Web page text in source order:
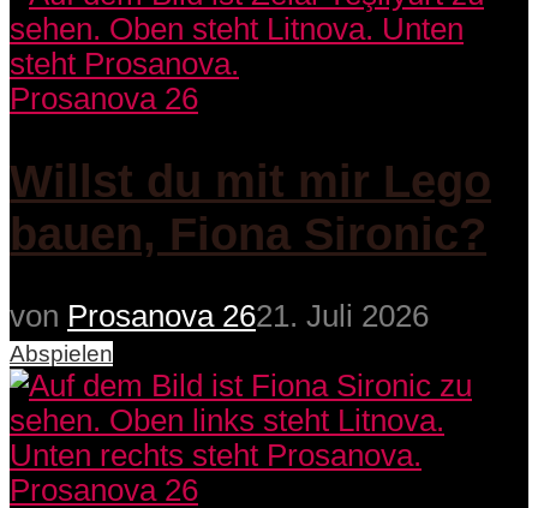
Prosanova 26
Willst du mit mir Lego
bauen, Fiona Sironic?
von Prosanova 2621. Juli 2026
Abspielen
Prosanova 26